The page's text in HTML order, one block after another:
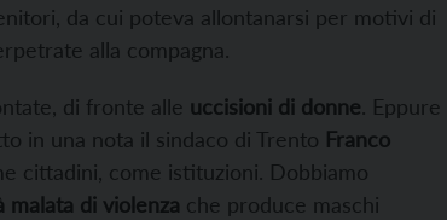
da cui poteva allontanarsi per motivi di
alla compagna.
di fronte alle uccisioni di donne. Eppure
in una nota il sindaco di Trento Franco
cittadini, come istituzioni. Dobbiamo
malata di violenza che produce maschi